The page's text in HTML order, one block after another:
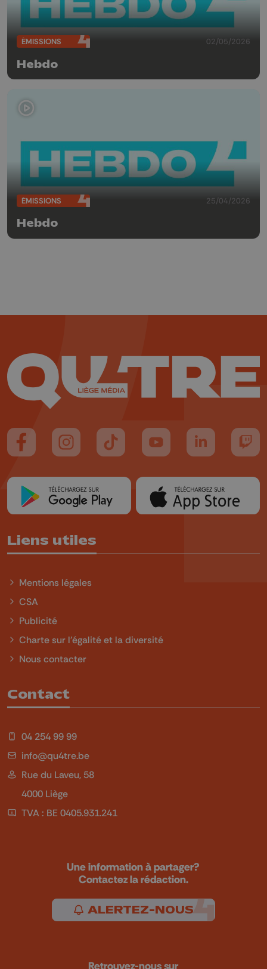
ÉMISSIONS 02/05/2026
Hebdo
ÉMISSIONS 25/04/2026
Hebdo
Suivez-nous sur FaceBook
Suivez-nous sur Instagram
Suivez-nous sur TikTok
Suivez-nous sur YouTube
Suivez-nous
Liens utiles
Mentions légales
CSA
Publicité
Charte sur l'égalité et la diversité
Nous contacter
Contact
04 254 99 99
info@qu4tre.be
Rue du Laveu, 58
4000 Liège
TVA : BE 0405.931.241
Une information à partager?
Contactez la rédaction.
ALERTEZ-NOUS
Retrouvez-nous sur